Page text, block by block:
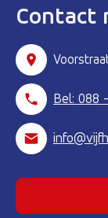
Contact
Bel: 088